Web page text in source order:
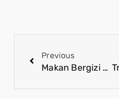
Previous
Makan Bergizi Gratis Wujud Keberpihakan Pemerintah Kepada Rakyat